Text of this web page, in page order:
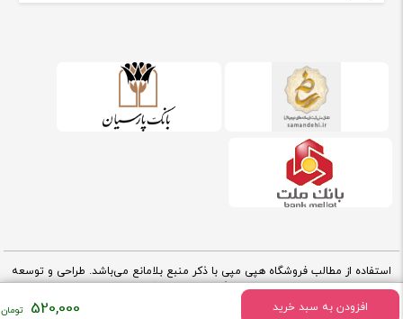
افزودن به سبد خرید 520,000
استفاده از مطالب فروشگاه هپی مپی با ذکر منبع بلامانع می‌باشد. طراحی و توسعه
توسط تیم فنی فروشگاه هپی مپی -کارناوبV.2.91.7